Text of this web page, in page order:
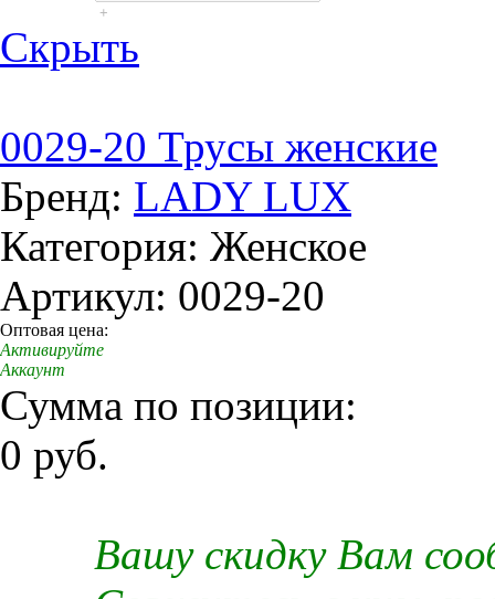
+
Скрыть
0029-20 Трусы женские
Бренд: LADY LUX
Категория: Женское
Артикул: 0029-20
Оптовая цена:
Активируйте
Аккаунт
Сумма по позиции:
0 руб.
Вашу скидку Вам